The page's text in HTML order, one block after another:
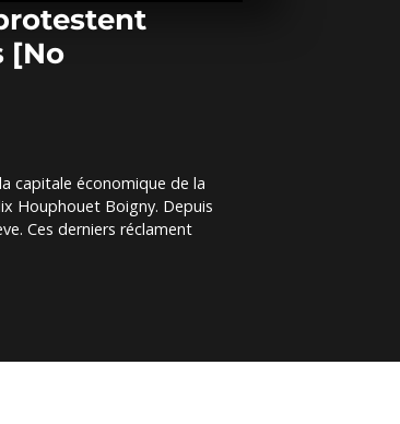
[No
capitale économique de la
Houphouet Boigny. Depuis
Ces derniers réclament